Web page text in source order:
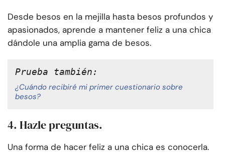
Desde besos en la mejilla hasta besos profundos y
apasionados, aprende a mantener feliz a una chica
dándole una amplia gama de besos.
Prueba también:
¿Cuándo recibiré mi primer cuestionario sobre
besos?
4. Hazle preguntas.
Una forma de hacer feliz a una chica es conocerla.